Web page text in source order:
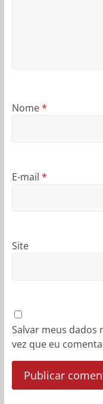
Nome*
E-mail *
Site
Salvar meus dados
vez que eu